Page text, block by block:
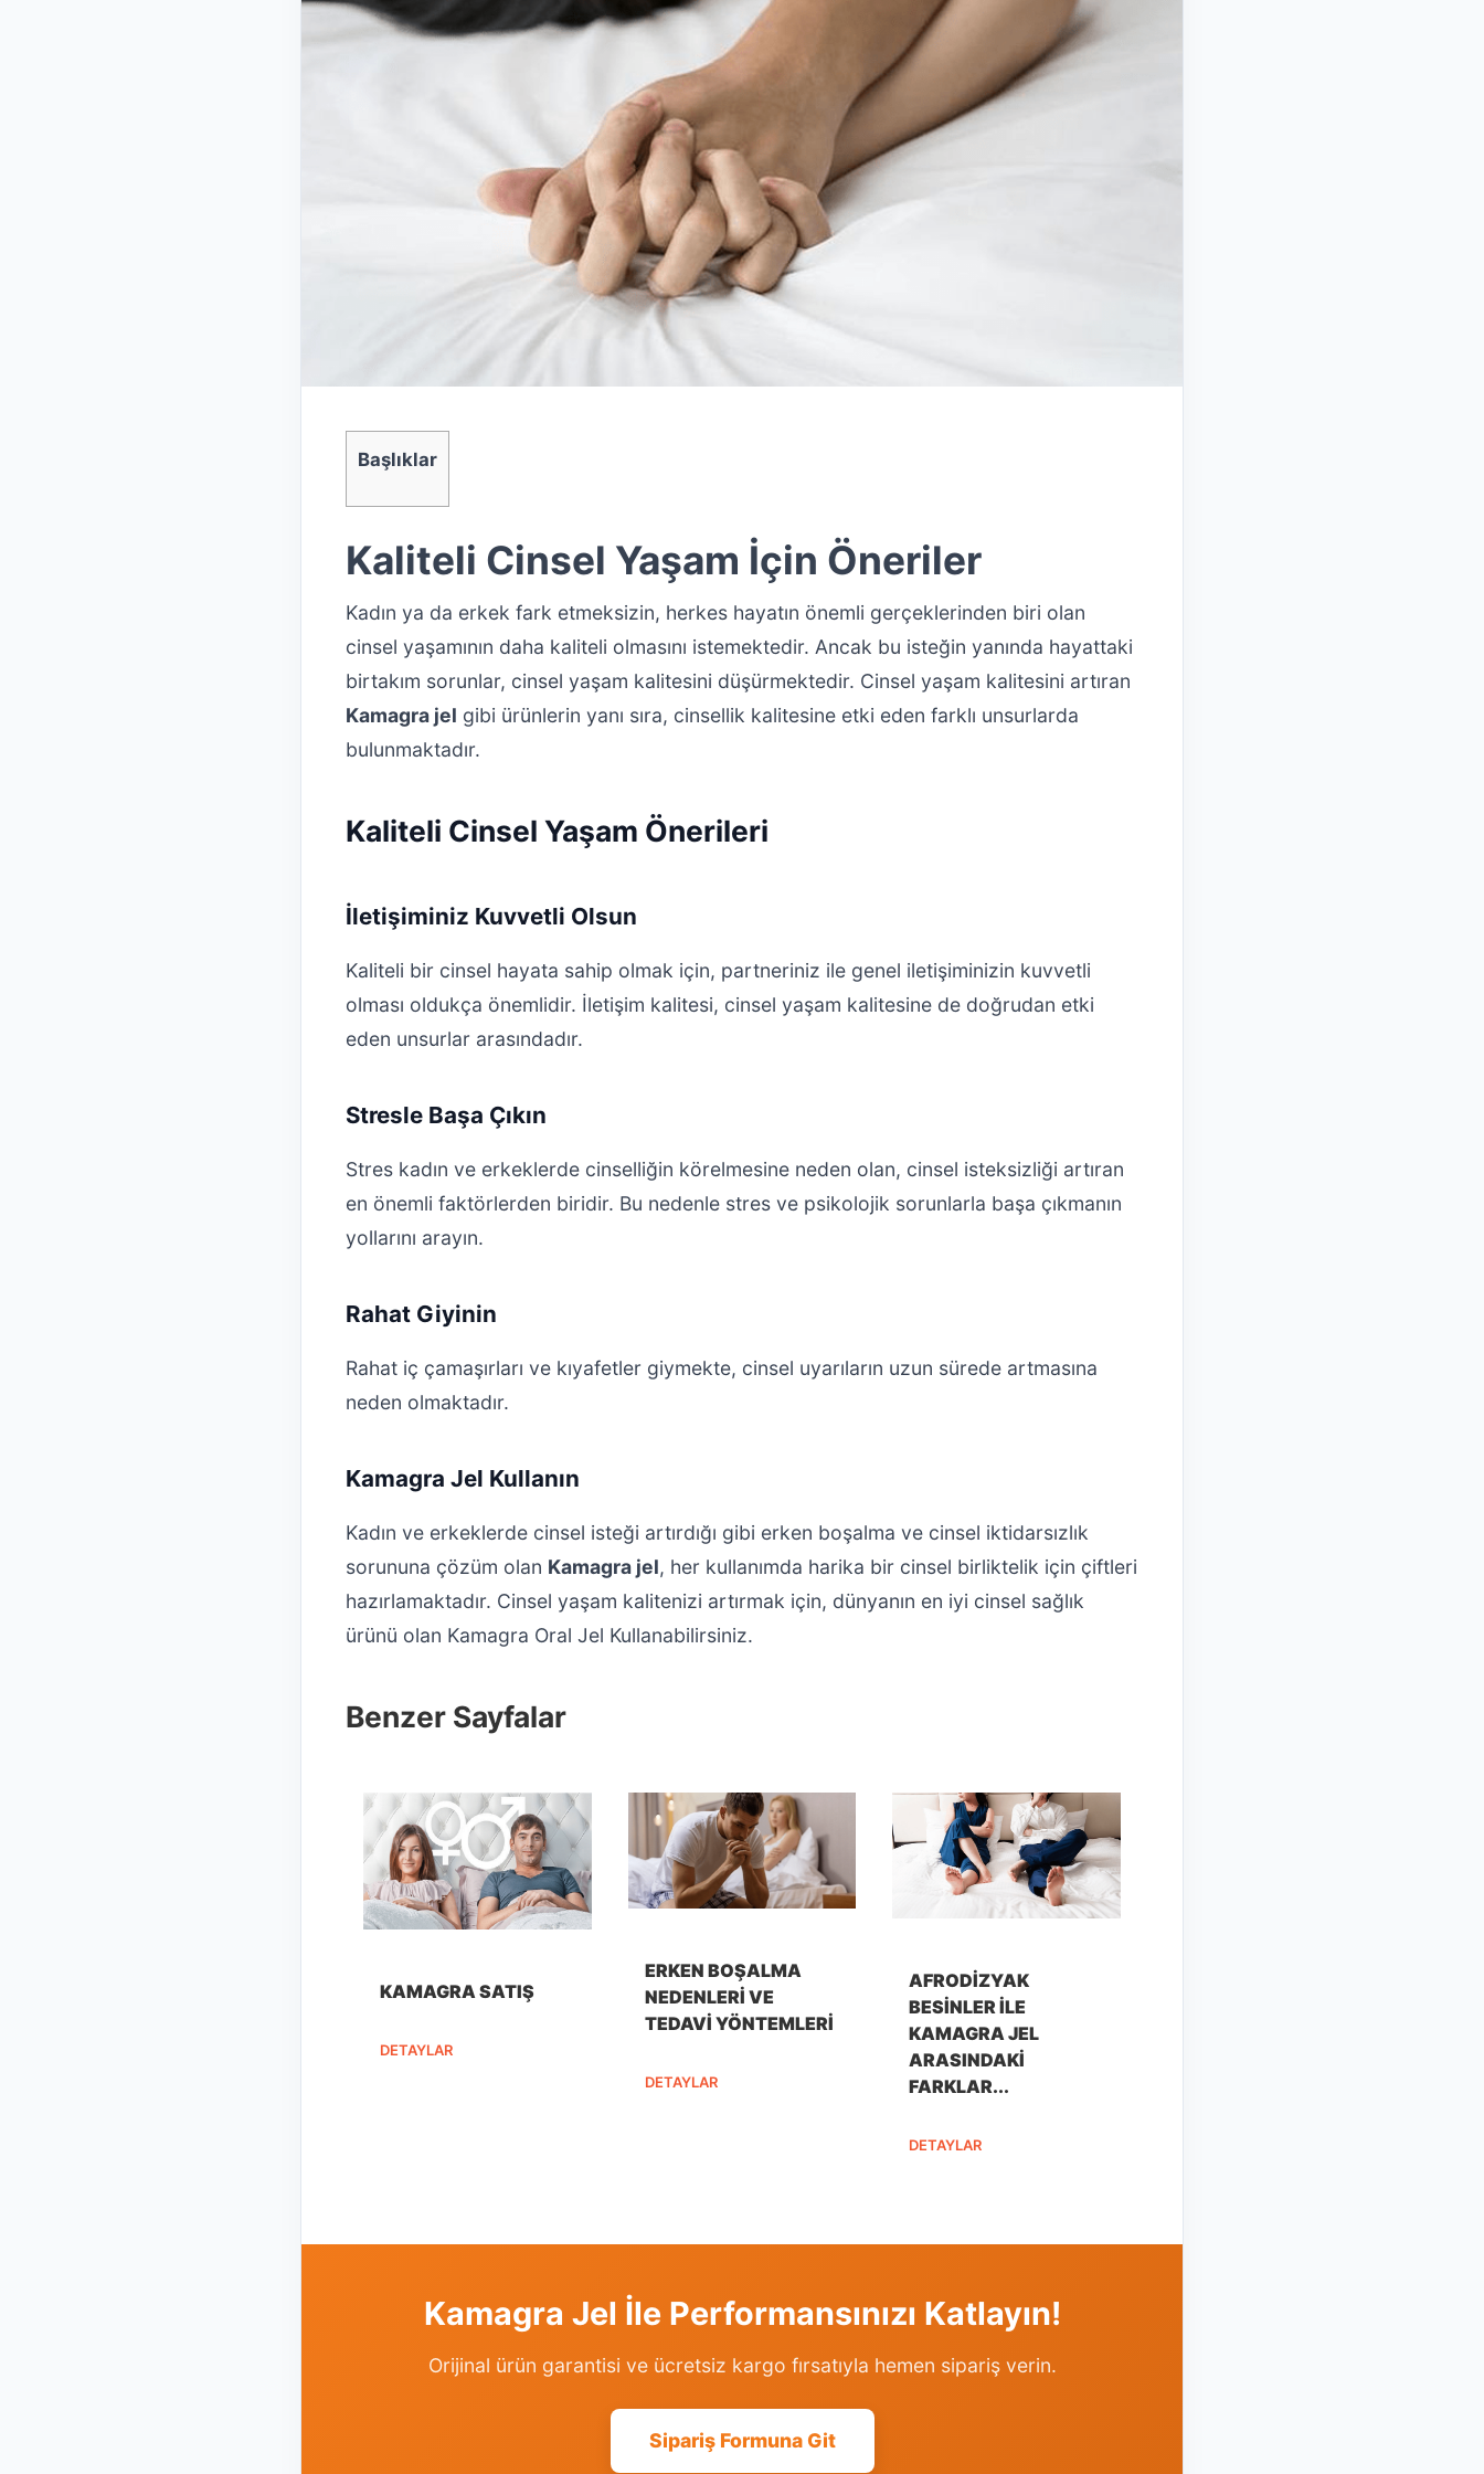
Başlıklar
Kaliteli Cinsel Yaşam İçin Öneriler
Kadın ya da erkek fark etmeksizin, herkes hayatın önemli gerçeklerinden biri olan
cinsel yaşamının daha kaliteli olmasını istemektedir. Ancak bu isteğin yanında hayattaki
birtakım sorunlar, cinsel yaşam kalitesini düşürmektedir. Cinsel yaşam kalitesini artıran
Kamagra jel gibi ürünlerin yanı sıra, cinsellik kalitesine etki eden farklı unsurlarda
bulunmaktadır.
Kaliteli Cinsel Yaşam Önerileri
İletişiminiz Kuvvetli Olsun
Kaliteli bir cinsel hayata sahip olmak için, partneriniz ile genel iletişiminizin kuvvetli
olması oldukça önemlidir. İletişim kalitesi, cinsel yaşam kalitesine de doğrudan etki
eden unsurlar arasındadır.
Stresle Başa Çıkın
Stres kadın ve erkeklerde cinselliğin körelmesine neden olan, cinsel isteksizliği artıran
en önemli faktörlerden biridir. Bu nedenle stres ve psikolojik sorunlarla başa çıkmanın
yollarını arayın.
Rahat Giyinin
Rahat iç çamaşırları ve kıyafetler giymekte, cinsel uyarıların uzun sürede artmasına
neden olmaktadır.
Kamagra Jel Kullanın
Kadın ve erkeklerde cinsel isteği artırdığı gibi erken boşalma ve cinsel iktidarsızlık
sorununa çözüm olan Kamagra jel, her kullanımda harika bir cinsel birliktelik için çiftleri
hazırlamaktadır. Cinsel yaşam kalitenizi artırmak için, dünyanın en iyi cinsel sağlık
ürünü olan Kamagra Oral Jel Kullanabilirsiniz.
Benzer Sayfalar
KAMAGRA SATIŞ
DETAYLAR
ERKEN BOŞALMA
NEDENLERI VE
TEDAVI YÖNTEMLERI
DETAYLAR
AFRODIZYAK
BESINLER ILE
KAMAGRA JEL
ARASINDAKI
FARKLAR...
DETAYLAR
Kamagra Jel İle Performansınızı Katlayın!
Orijinal ürün garantisi ve ücretsiz kargo fırsatıyla hemen sipariş verin.
Sipariş Formuna Git